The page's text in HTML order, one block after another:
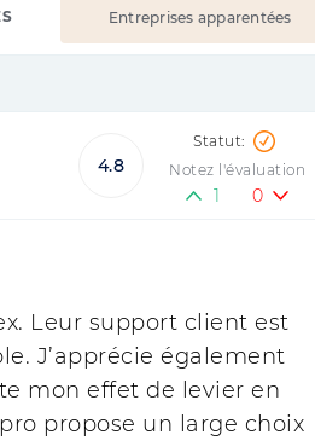
Entreprises apparentées
4.8 Notez l'évaluation
1 0
Leur support client est
J’apprécie également
mon effet de levier en
propose un large choix